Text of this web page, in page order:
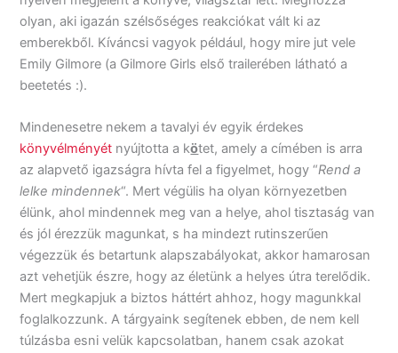
olyan, aki igazán szélsőséges reakciókat vált ki az
emberekből. Kíváncsi vagyok például, hogy mire jut vele
Emily Gilmore (a Gilmore Girls első trailerében látható a
beetetés :).
Mindenesetre nekem a tavalyi év egyik érdekes
könyvélményét nyújtotta a kötet, amely a címében is arra
az alapvető igazságra hívta fel a figyelmet, hogy “Rend a
lelke mindennek“. Mert végülis ha olyan környezetben
élünk, ahol mindennek meg van a helye, ahol tisztaság van
és jól érezzük magunkat, s ha mindezt rutinszerűen
végezzük és betartunk alapszabályokat, akkor hamarosan
azt vehetjük észre, hogy az életünk a helyes útra terelődik.
Mert megkapjuk a biztos háttért ahhoz, hogy magunkkal
foglalkozzunk. A tárgyaink segítenek ebben, de nem kell
túlzásba esni velük kapcsolatban, hanem csak azokat